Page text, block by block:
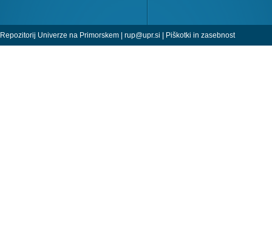
Repozitorij Univerze na Primorskem | rup@upr.si | Piškotki in zasebnost